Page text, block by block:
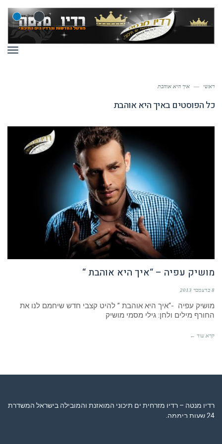
ראשי — איך היא אוהבת
כל הפוסטים באיך היא אוהבת
מושיק עפיה – “איך היא אוהבת “
8 בדצמבר 2013
מושיק עפיה -“איך היא אוהבת ” להיט קצבי חדש שיחמם לנו את
החורף מילים ולחן: גילי מסמי מושיק
קרא עוד ←
רדיו מנטה – רדיו מזרחית ים תיכוני המואזנת והמובילה בישראל המשדרת
24 שעות ביממה,